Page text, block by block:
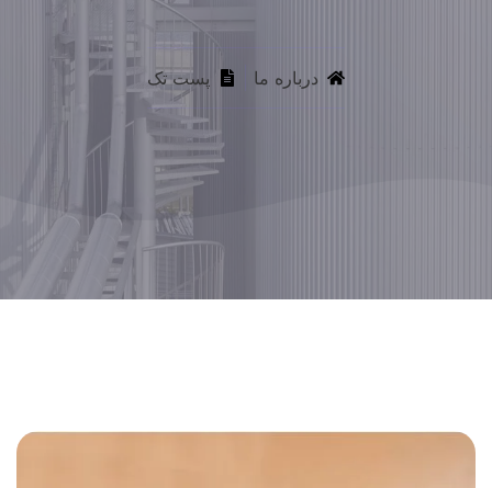
درباره ما پست تک